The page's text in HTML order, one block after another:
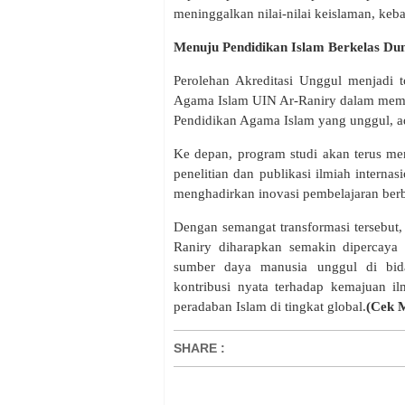
meninggalkan nilai-nilai keislaman,
Menuju Pendidikan Islam Berkelas
Perolehan Akreditasi Unggul menjadi
Agama Islam UIN Ar-Raniry dalam
Pendidikan Agama Islam yang unggul,
Ke depan, program studi akan terus
penelitian dan publikasi ilmiah
menghadirkan inovasi pembelajaran
Dengan semangat transformasi
Raniry diharapkan semakin
sumber daya manusia unggul di
kontribusi nyata terhadap kemajuan
peradaban Islam di tingkat global.(Cek
SHARE :